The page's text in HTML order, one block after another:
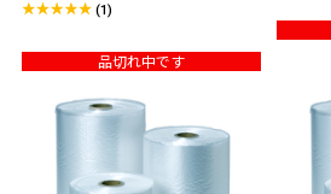
(1)
品切れ中です